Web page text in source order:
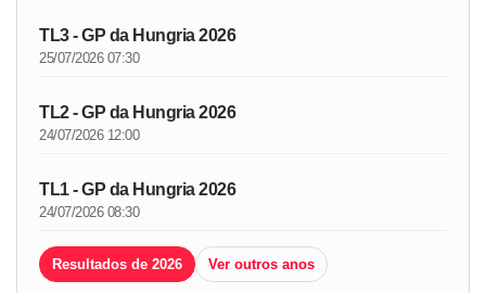
TL3 - GP da Hungria 2026
25/07/2026 07:30
TL2 - GP da Hungria 2026
24/07/2026 12:00
TL1 - GP da Hungria 2026
24/07/2026 08:30
Resultados de 2026 Ver outros anos